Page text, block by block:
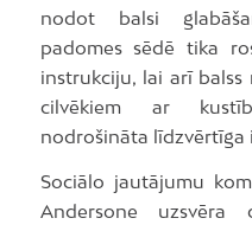
nodot balsi
padomes sēdē tika
instrukciju, lai arī balss
cilvēkiem ar
nodrošināta līdzvērtīga
Sociālo jautājumu
Andersone uzsvēra